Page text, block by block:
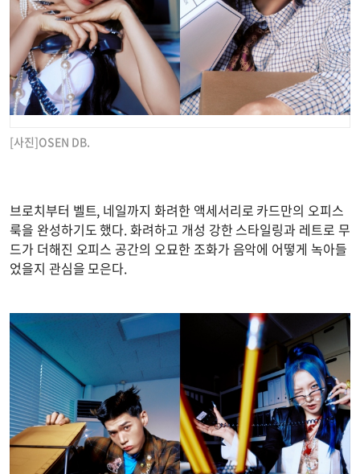
[사진]OSEN DB.
브로치부터 벨트, 네일까지 화려한 액세서리로 카드만의 오피스
룩을 완성하기도 했다. 화려하고 개성 강한 스타일링과 레트로 무
드가 더해진 오피스 공간의 오묘한 조화가 음악에 어떻게 녹아들
었을지 관심을 모은다.